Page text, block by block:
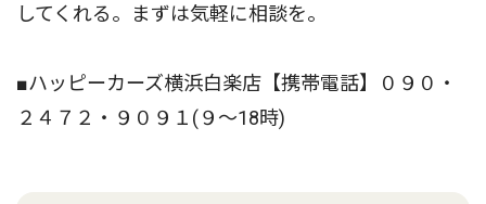
してくれる。まずは気軽に相談を。
■ハッピーカーズ横浜白楽店【携帯電話】０９０・
２４７２・９０９１(９〜18時)